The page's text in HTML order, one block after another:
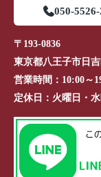
050-
〒193-0836
東京都八王子市日
営業時間： 10:00～
定休日： 火曜日・水